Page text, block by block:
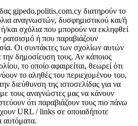
gipedo.politis.com.cy διατηρούν το
αναγνωστών, δυσφημιστικού και/ή
και σχόλια που μπορούν να εκληφθεί
ρατσισμό ή που παραβιάζουν
Οι συντάκτες των σχολίων αυτών
δημοσίευση τους. Αν κάποιος
το οποίο αφαιρείται, θεωρεί ότι
το αληθές του περιεχομένου του,
διεύθυνση της ιστοσελίδας για να
τους αναγνώστες μας να κάνουν
ότι παραβιάζουν τους πιο πάνω
URL / links σε οποιαδήποτε
αυτόματα.